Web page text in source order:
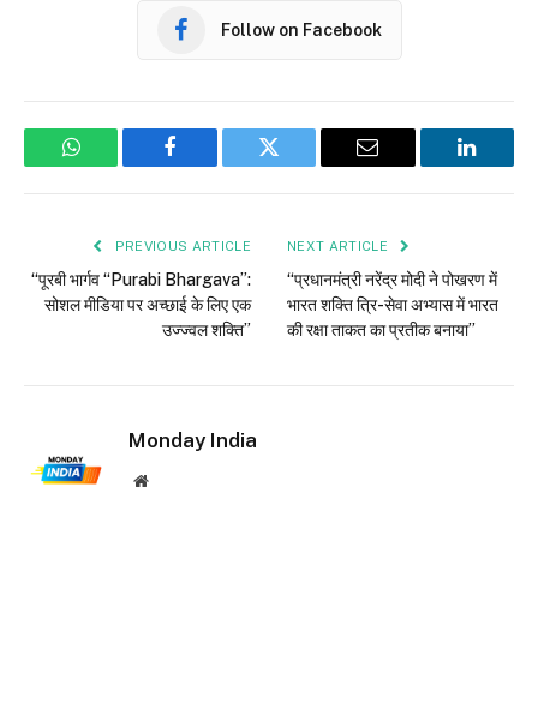
Follow on Facebook
WhatsApp Facebook Twitter Email
PREVIOUS ARTICLE
“पूरबी भार्गव “Purabi Bhargava”:
सोशल मीडिया पर अच्छाई के लिए एक
उज्ज्वल शक्ति”
NEXT ARTICLE
“प्रधानमंत्री नरेंद्र मोदी ने पोखरण में
भारत शक्ति त्रि-सेवा अभ्यास में भारत
की रक्षा ताकत का प्रतीक बनाया”
Monday India
Website